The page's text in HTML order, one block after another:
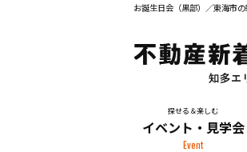
探せる＆楽しむ
イベント・見学会
Event